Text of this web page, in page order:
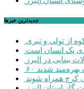
جديدترين خبرها
از تولی و تبری
یک انسان است
بهره‌مند شدند
کرج همراه شوند